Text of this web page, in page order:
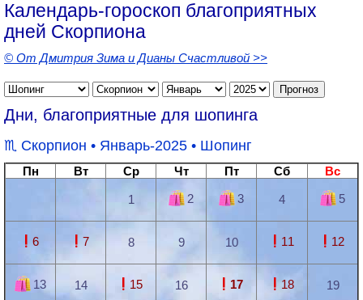
Календарь-гороскоп благоприятных
дней Скорпиона
© От Дмитрия Зима и Дианы Счастливой >>
Дни, благоприятные для шопинга
Скорпион • Январь-2025 • Шопинг
Пн Вт Ср Чт Пт Сб Вс
1 2 3 4 5
6 7 8 9 10 11 12
13 14 15 16 17 18 19